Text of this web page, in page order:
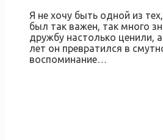
Я не хочу быть одной из
был так важен, так много
дружбу настолько ценили,
лет он превратился в
воспоминание…